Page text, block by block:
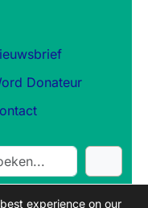
Donateur
experience on our